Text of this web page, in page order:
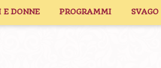
E DONNE PROGRAMMI SVAGO